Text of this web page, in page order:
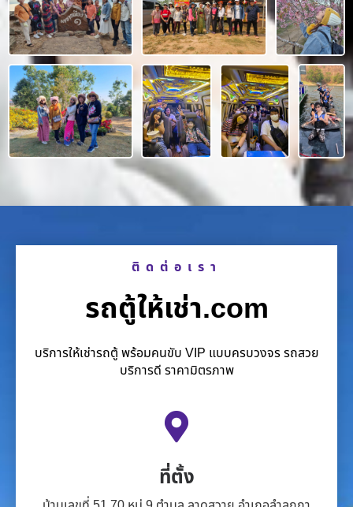
ติดต่อเรา
รถตู้ให้เช่า.com
บริการให้เช่ารถตู้ พร้อมคนขับ VIP แบบครบวงจร รถสวย
บริการดี ราคามิตรภาพ
ที่ตั้ง